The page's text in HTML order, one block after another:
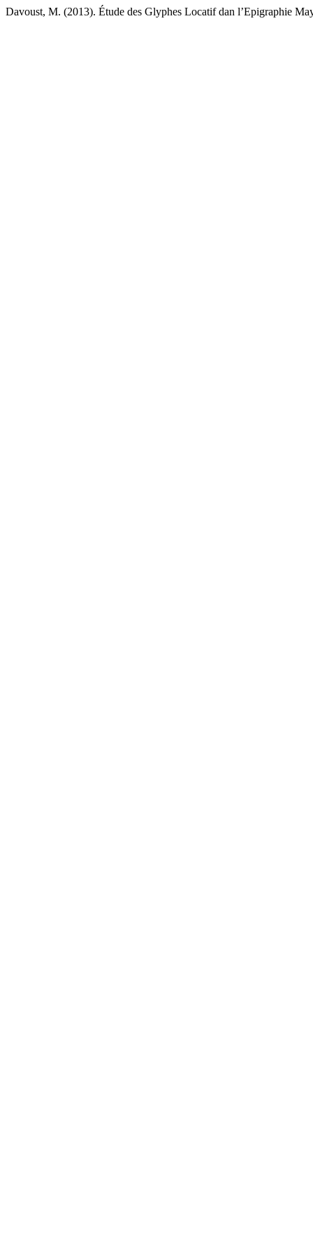
Davoust, M. (2013). Étude des Glyphes Locatif dan l’Epigraphie